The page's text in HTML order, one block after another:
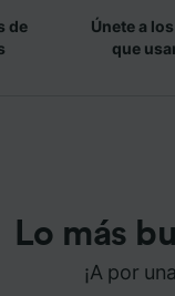
de
Únete a
que
Lo más
¡A por